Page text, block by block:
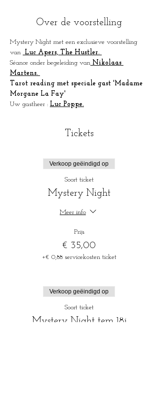
Over de voorstelling
Mystery Night met een exclusieve voorstelling
van Luc Apers, The Hustler.
Séance onder begeleiding van Nikolaas
Martens.
Tarot reading met speciale gast 'Madame
Morgane La Fay'
Uw gastheer : Luc Poppe.
Tickets
Verkoop geëindigd op
Soort ticket
Mystery Night
Meer info
Prijs
€ 35,00
+€ 0,88 servicekosten ticket
Verkoop geëindigd op
Soort ticket
Mystery Night tem 18j